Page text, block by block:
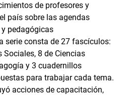
de profesores y
país sobre las agendas
pedagógicas
serie consta de 27 fascículos:
Sociales, 8 de Ciencias
y 3 cuadernillos
para trabajar cada tema.
acciones de capacitación,